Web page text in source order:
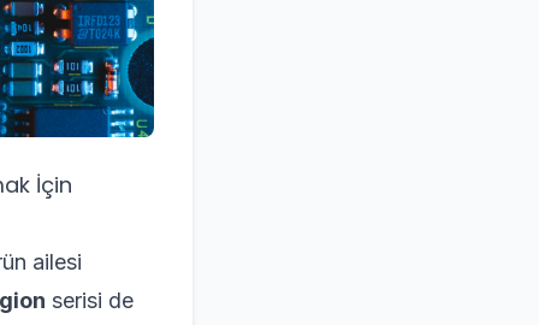
İçin
ailesi
serisi de